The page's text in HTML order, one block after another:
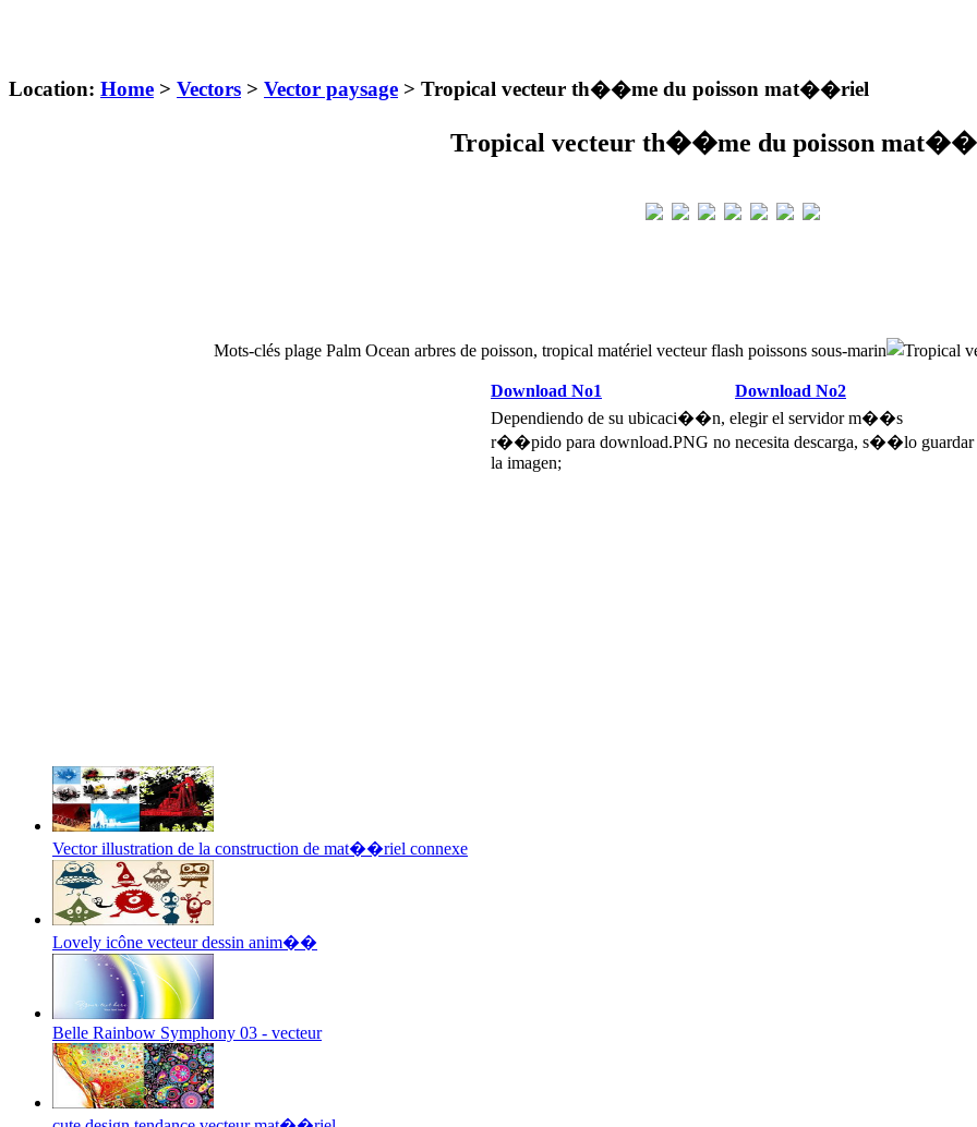
Location: Home > Vectors > Vector paysage > Tropical vecteur th��me du poisson mat��riel
Tropical vecteur th��me du poisson
Mots-clés plage Palm Ocean arbres de poisson, tropical matériel vecteur flash poissons sous-marin
Download No1
Download No2
Dependiendo de su ubicaci��n, elegir el servidor m��s
r��pido para download.PNG no necesita descarga, s��lo guardar
la imagen;
Vector illustration de la construction de mat��riel connexe
Lovely icône vecteur dessin anim��
Belle Rainbow Symphony 03 - vecteur